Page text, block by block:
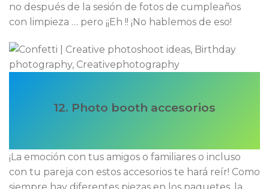
no después de la sesión de fotos de cumpleaños
con limpieza … pero ¡¡Eh !! ¡No hablemos de eso!
12. Photo booth accesorios
¡La emoción con tus amigos o familiares o incluso
con tu pareja con estos accesorios te hará reír! Como
siempre hay diferentes piezas en los paquetes, la